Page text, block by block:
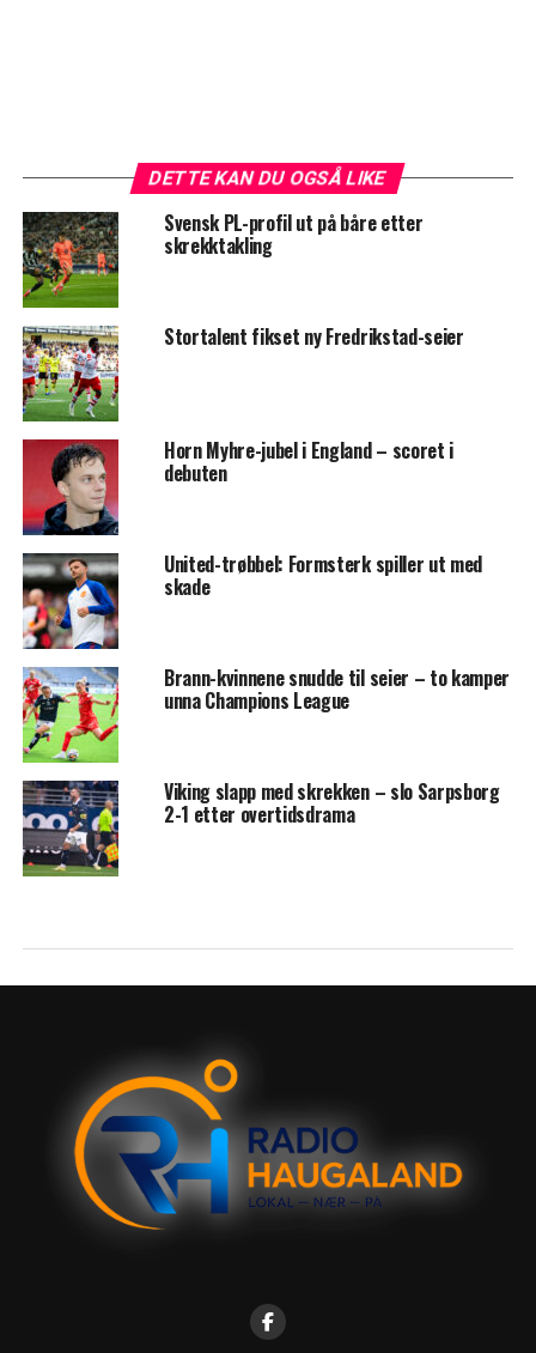
DETTE KAN DU OGSÅ LIKE
Svensk PL-profil ut på båre etter
skrekktakling
Stortalent fikset ny Fredrikstad-seier
Horn Myhre-jubel i England – scoret i
debuten
United-trøbbel: Formsterk spiller ut med
skade
Brann-kvinnene snudde til seier – to kamper
unna Champions League
Viking slapp med skrekken – slo Sarpsborg
2-1 etter overtidsdrama